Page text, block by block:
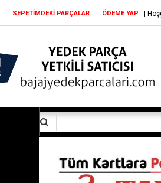
SEPETİMDEKİ PARÇALAR ÖDEME YAP |